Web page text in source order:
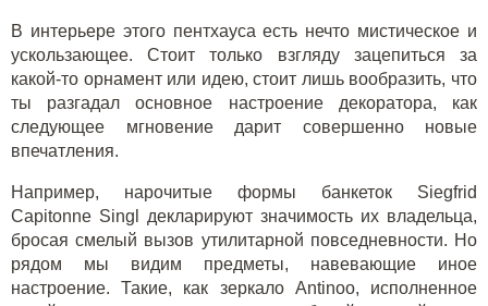
В интерьере этого пентхауса есть нечто мистическое и
ускользающее. Стоит только взгляду зацепиться за
какой-то орнамент или идею, стоит лишь вообразить, что
ты разгадал основное настроение декоратора, как
следующее мгновение дарит совершенно новые
впечатления.
Например, нарочитые формы банкеток Siegfrid
Capitonne Singl декларируют значимость их владельца,
бросая смелый вызов утилитарной повседневности. Но
рядом мы видим предметы, навевающие иное
настроение. Такие, как зеркало Antinoo, исполненное